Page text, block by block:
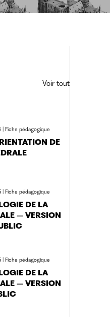
Voir tout
|Fiche pédagogique
DE
Fiche pédagogique
DE LA
– VERSION
|Fiche pédagogique
DE LA
– VERSION